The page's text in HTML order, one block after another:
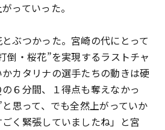
っていった。
ぶつかった。宮崎の代にとって
倒・桜花”を実現するラストチャ
カタリナの選手たちの動きは硬
６分間、１得点も奪えなかっ
思って、でも全然上がっていか
く緊張していましたね」と宮